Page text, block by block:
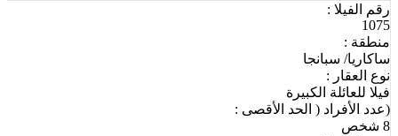
رقم الفيلا :
1075
منطقة :
ساكاريا/ سبانجا
نوع العقار :
فيلا للعائلة الكبيرة
(عدد الأفراد ( الحد الأقصى :
8 شخص